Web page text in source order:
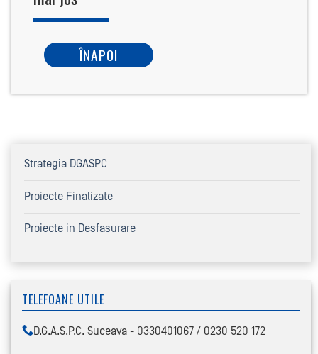
ÎNAPOI
Strategia DGASPC
Proiecte Finalizate
Proiecte in Desfasurare
TELEFOANE UTILE
D.G.A.S.P.C. Suceava - 0330401067 / 0230 520 172